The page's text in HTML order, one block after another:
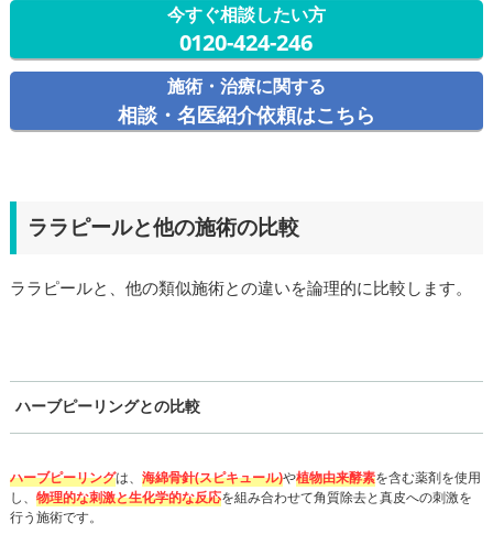
今すぐ相談したい方
0120-424-246
施術・治療に関する
相談・名医紹介依頼はこちら
ララピールと他の施術の比較
ララピールと、他の類似施術との違いを論理的に比較します。
ハーブピーリングとの比較
ハーブピーリングは、 海綿骨針(スピキュール)や植物由来酵素を含む薬剤を使用
し、 物理的な刺激と生化学的な反応を組み合わせて角質除去と真皮への刺激を
行う施術です。